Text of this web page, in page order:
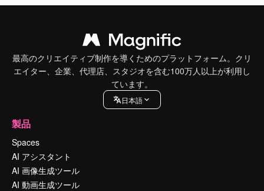
最高のクリエイティブ制作を導くためのプラットフォーム。クリ
エイター、企業、代理店、スタジオを含む100万人以上が利用し
ています。
日本語
製品
Spaces
AI アシスタント
AI 画像生成ツール
AI 動画生成ツール